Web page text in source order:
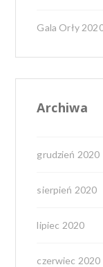
Gala Orły
Archiwa
grudzień 2020
sierpień 2020
lipiec 2020
czerwiec 2020